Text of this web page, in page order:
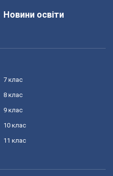
Новини освіти
7 клас
8 клас
9 клас
10 клас
11 клас